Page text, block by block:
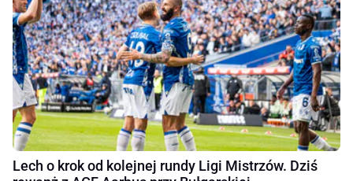
Lech o krok od kolejnej rundy Ligi Mistrzów. Dziś